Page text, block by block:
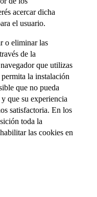
acercar dicha
el usuario.
o eliminar las
de la
que utilizas
la instalación
que no pueda
que su experiencia
satisfactoria. En los
toda la
las cookies en